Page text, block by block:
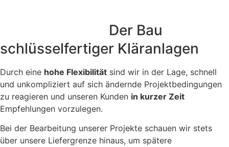
Der Bau
schlüsselfertiger Kläranlagen
Durch eine hohe Flexibilität sind wir in der Lage, schnell
und unkompliziert auf sich ändernde Projektbedingungen
zu reagieren und unseren Kunden in kurzer Zeit
Empfehlungen vorzulegen.
Bei der Bearbeitung unserer Projekte schauen wir stets
über unsere Liefergrenze hinaus, um spätere